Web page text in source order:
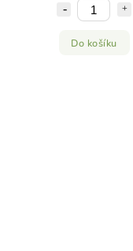
Do košíku